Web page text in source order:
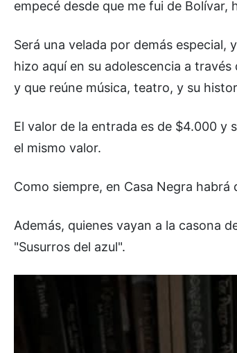
empecé desde que me fui de
Será una velada por demás especial,
hizo aquí en su adolescencia a
y que reúne música, teatro, y su
El valor de la entrada es de $4.000 y
el mismo valor.
Como siempre, en Casa Negra
Además, quienes vayan a la casona
"Susurros del azul".